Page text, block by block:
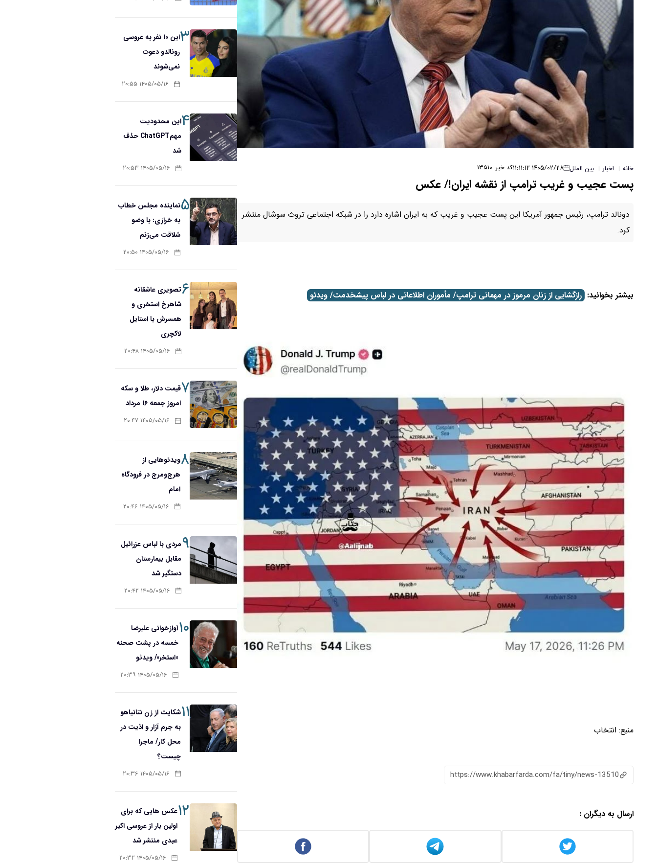
خانه | اخبار | بین الملل ۱۴۰۵/۰۲/۲۸ ۱۱:۱۱:۱۲ کد خبر: ۱۳۵۱۰
پست عجیب و غریب ترامپ از نقشه ایران!/ عکس
دونالد ترامپ، رئیس جمهور آمریکا این پست عجیب و غریب که به ایران اشاره دارد را در شبکه اجتماعی تروث سوشال منتشر
کرد.
بیشتر بخوانید: رازگشایی از زنان مرموز در مهمانی ترامپ/ مأموران اطلاعاتی در لباس پیشخدمت/ ویدئو
منبع: انتخاب
https://www.khabarfarda.com/fa/tiny/news-13510
ارسال به دیگران :
۳
این ۱۰ نفر به عروسی
رونالدو دعوت
نمی‌شوند
۱۴۰۵/۰۵/۱۶ ۲۰:۵۵
۴این محدودیت
مهمChatGPT حذف
شد
۱۴۰۵/۰۵/۱۶ ۲۰:۵۳
۵نماینده مجلس خطاب
به خرازی: با وضو
شلاقت می‌زنم
۱۴۰۵/۰۵/۱۶ ۲۰:۵۰
۶تصویری عاشقانه
شاهرخ استخری و
همسرش با استایل
لاکچری
۱۴۰۵/۰۵/۱۶ ۲۰:۴۸
۷قیمت دلار، طلا و سکه
امروز جمعه ۱۶ مرداد
۱۴۰۵/۰۵/۱۶ ۲۰:۴۷
۸ویدئوهایی از
هرج‌ومرج در فرودگاه
امام
۱۴۰۵/۰۵/۱۶ ۲۰:۴۶
۹مردی با لباس عزرائیل
مقابل بیمارستان
دستگیر شد
۱۴۰۵/۰۵/۱۶ ۲۰:۴۲
۱۰آوازخوانی علیرضا
خمسه در پشت صحنه
«استخر»/ ویدئو
۱۴۰۵/۰۵/۱۶ ۲۰:۳۹
۱۱شکایت از زن نتانیاهو
به جرم آزار و اذیت در
محل کار/ ماجرا
چیست؟
۱۴۰۵/۰۵/۱۶ ۲۰:۳۶
۱۲عکس هایی که برای
اولین بار از عروسی اکبر
عبدی منتشر شد
۱۴۰۵/۰۵/۱۶ ۲۰:۳۲